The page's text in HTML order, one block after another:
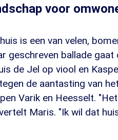
voor
is een van velen,
geschreven ballade
de Jel op viool en
de aantasting van
Varik en Heesselt.
Maris. "Ik wil dat